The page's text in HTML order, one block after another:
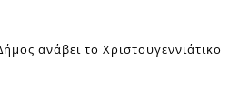
ανάβει το Χριστουγεννιάτικο